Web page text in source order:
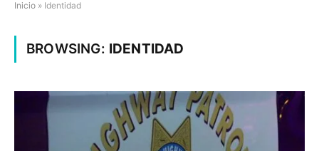
Inicio » Identidad
BROWSING: IDENTIDAD